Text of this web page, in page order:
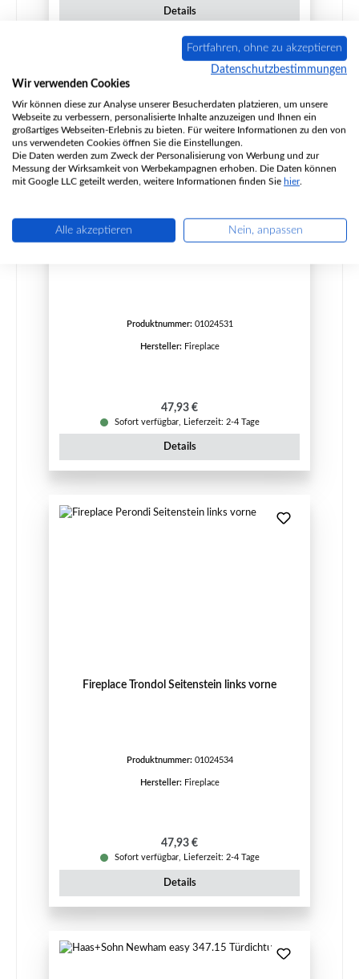
Details
Nur 6 auf Lager!
Produktnummer: 01024531
Hersteller: Fireplace
Regulärer Preis:
47,93 €
Sofort verfügbar, Lieferzeit: 2-4 Tage
Details
Fireplace Trondol Seitenstein links vorne
Produktnummer: 01024534
Hersteller: Fireplace
Regulärer Preis:
47,93 €
Sofort verfügbar, Lieferzeit: 2-4 Tage
Details
Fortfahren, ohne zu akzeptieren
Datenschutzbestimmungen
Wir verwenden Cookies
Wir können diese zur Analyse unserer Besucherdaten platzieren, um unsere
Webseite zu verbessern, personalisierte Inhalte anzuzeigen und Ihnen ein
großartiges Webseiten-Erlebnis zu bieten. Für weitere Informationen zu den von
uns verwendeten Cookies öffnen Sie die Einstellungen.
Die Daten werden zum Zweck der Personalisierung von Werbung und zur
Messung der Wirksamkeit von Werbekampagnen erhoben. Die Daten können
mit Google LLC geteilt werden, weitere Informationen finden Sie hier.
Alle akzeptieren Nein, anpassen